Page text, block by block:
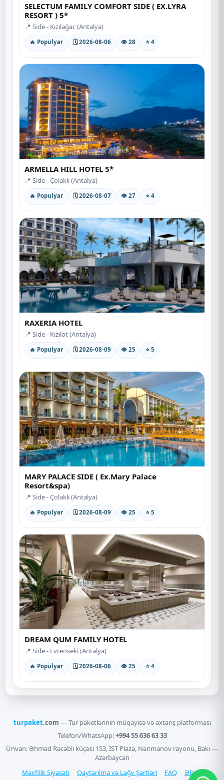
SELECTUM FAMILY COMFORT SIDE ( EX.LYRA
RESORT ) 5*
📍 Side - Kızılağac (Antalya)
🔥 Populyar 🗓 2026-08-06 👁 28 ⭐ 4
ARMELLA HILL HOTEL 5*
📍 Side - Çolaklı (Antalya)
🔥 Populyar 🗓 2026-08-07 👁 27 ⭐ 4
RAXERIA HOTEL
📍 Side - Kızılot (Antalya)
🔥 Populyar 🗓 2026-08-09 👁 25 ⭐ 5
MARY PALACE SIDE ( Ex.Mary Palace
Resort&spa)
📍 Side - Çolaklı (Antalya)
🔥 Populyar 🗓 2026-08-09 👁 25 ⭐ 5
DREAM QUM FAMILY HOTEL
📍 Side - Evrenseki (Antalya)
🔥 Populyar 🗓 2026-08-06 👁 25 ⭐ 4
turpaket.com — Tur paketlərinin müqayisə və axtarış platforması
Telefon/WhatsApp:+994 55 636 63 33
Ünvan: Əhməd Rəcəbli küçəsi 153, IST Plaza, Nərimanov rayonu, Bakı —
Azərbaycan
Məxfilik Siyasəti
Qaytarılma və Ləğv Şərtləri FAQ Əlaqə